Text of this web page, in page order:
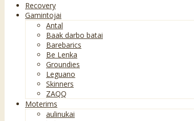
Recovery
Gamintojai
Antal
Baak darbo batai
Barebarics
Be Lenka
Groundies
Leguano
Skinners
ZAQQ
Moterims
aulinukai